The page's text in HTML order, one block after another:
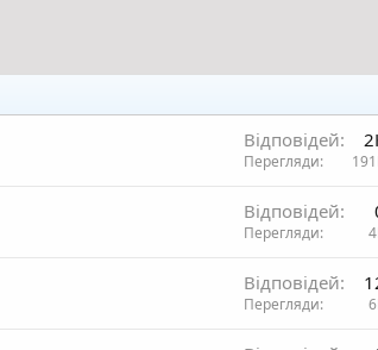
Відповідей
Перегляди
Відповідей
Перегляди
Відповідей
Перегляди